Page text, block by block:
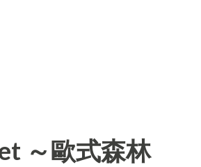
～歐式森林